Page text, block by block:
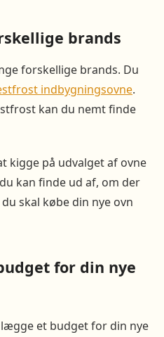
brands
forskellige brands. Du
indbygningsovne.
kan du nemt finde
kigge på udvalget af ovne
kan finde ud af, om der
skal købe din nye ovn
for din nye
et budget for din nye